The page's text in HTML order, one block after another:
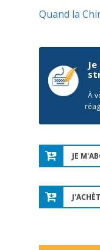
Quand la
À
JE